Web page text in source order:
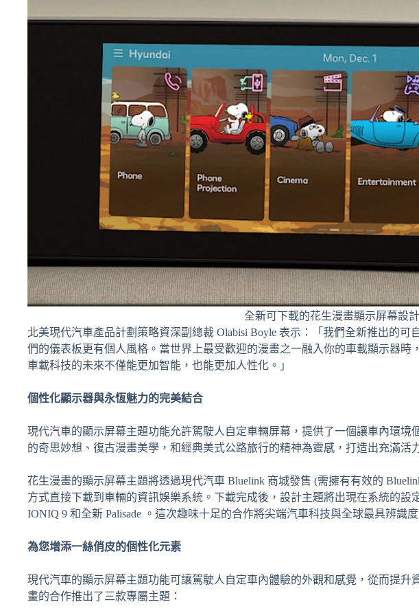
全新可下載的花生漫畫顯示屏幕設
北美現代汽車產品計劃策略資深副總裁 Olabisi Boyle 表示：「我們全新推出的
們的儀表板更有個人風格。當世界上最受歡迎的漫畫之一融入你的車載顯示器時
車載科技的未來不僅能更加智能，也能更加人性化。」
個性化顯示器與永恆魅力的完美結合
現代汽車的顯示屏幕主題功能允許駕駛人自定車輛屏幕，提供了一個讓車內環
的奇思妙想、復古漫畫美學，和經典美式公路旅行的精神為靈感，打造出充滿活
花生漫畫的顯示屏幕主題將透過現代汽車 Bluelink 商城發售 (需擁有有效的
方式直接下載到車輛的資訊娛樂系統。下載完成後，設計主題將出現在系統的
IONIQ 9 和全新 Palisade 。這次趣味十足的合作將尖端汽車科技與全球最具辨識
為您增添一絲俏皮的個性化元素
現代汽車的顯示屏幕主題功能可讓駕駛人自定車內體驗的外觀和感覺，從而提升
畫的合作推出了三款專屬主題：